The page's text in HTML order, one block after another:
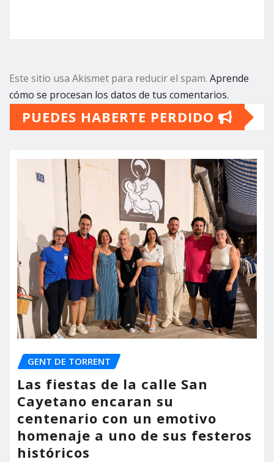
Este sitio usa Akismet para reducir el spam. Aprende
cómo se procesan los datos de tus comentarios.
PUEDES HABERTE PERDIDO
GENT DE TORRENT
Las fiestas de la calle San
Cayetano encaran su
centenario con un emotivo
homenaje a uno de sus festeros
históricos